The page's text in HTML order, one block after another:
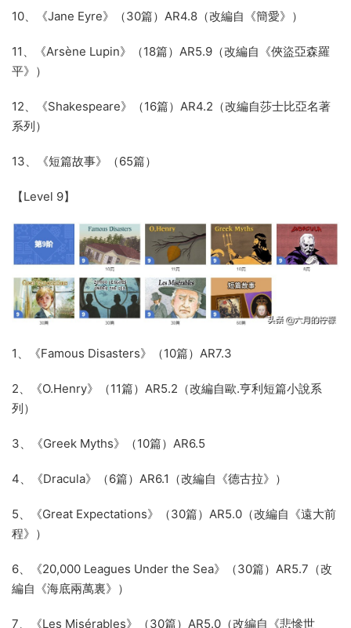
10、《Jane Eyre》（30篇）AR4.8（改編自《簡愛》）
11、《Arsène Lupin》（18篇）AR5.9（改編自《俠盜亞森羅
平》）
12、《Shakespeare》（16篇）AR4.2（改編自莎士比亞名著
系列）
13、《短篇故事》（65篇）
【Level 9】
1、《Famous Disasters》（10篇）AR7.3
2、《O.Henry》（11篇）AR5.2（改編自歐.亨利短篇小說系
列）
3、《Greek Myths》（10篇）AR6.5
4、《Dracula》（6篇）AR6.1（改編自《德古拉》）
5、《Great Expectations》（30篇）AR5.0（改編自《遠大前
程》）
6、《20,000 Leagues Under the Sea》（30篇）AR5.7（改
編自《海底兩萬裏》）
7、《Les Misérables》（30篇）AR5.0（改編自《悲慘世